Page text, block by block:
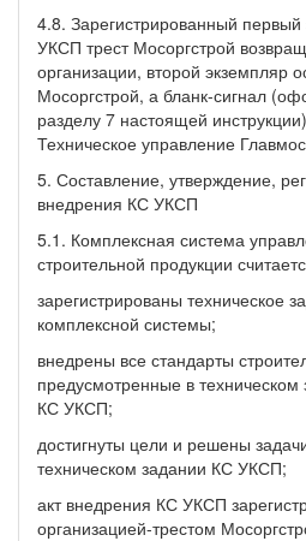
4.8. Зарегистрированный
УКСП трест Мосоргстрой
организации, второй экземпляр
Мосоргстрой, а бланк-сигнал
разделу 7 настоящей
Техническое управление
5. Составление, утверждение,
внедрения КС УКСП
5.1. Комплексная система
строительной продукции
зарегистрированы техническое
комплексной системы;
внедрены все стандарты
предусмотренные в техническом
КС УКСП;
достигнуты цели и решены
техническом задании КС УКСП;
акт внедрения КС УКСП
организацией-трестом